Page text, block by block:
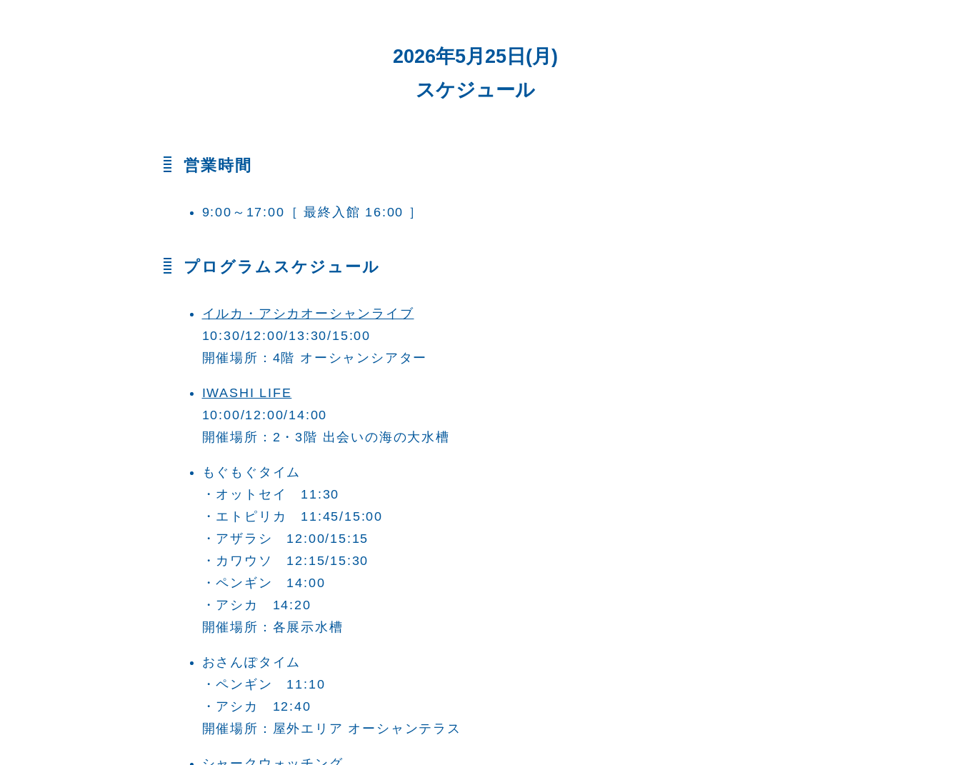
2026年5月25日(月)
スケジュール
営業時間
9:00～17:00 ［ 最終入館 16:00 ］
プログラムスケジュール
イルカ・アシカオーシャンライブ
10:30/12:00/13:30/15:00
開催場所：4階 オーシャンシアター
IWASHI LIFE
10:00/12:00/14:00
開催場所：2・3階 出会いの海の大水槽
もぐもぐタイム
・オットセイ 11:30
・エトピリカ 11:45/15:00
・アザラシ 12:00/15:15
・カワウソ 12:15/15:30
・ペンギン 14:00
・アシカ 14:20
開催場所：各展示水槽
おさんぽタイム
・ペンギン 11:10
・アシカ 12:40
開催場所：屋外エリア オーシャンテラス